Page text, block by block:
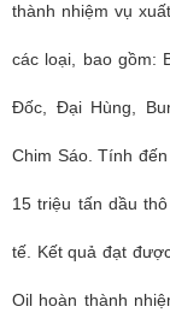
thành nhiệm vụ
các loại, bao gồm:
Đốc, Đại Hùng,
Chim Sáo. Tính
15 triệu tấn dầu
tế. Kết quả đạt
Oil hoàn thành